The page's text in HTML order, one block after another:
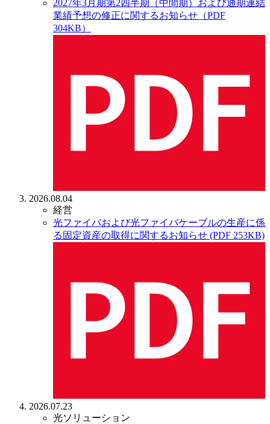
2027年3月期第2四半期（中間期）および通期連結
業績予想の修正に関するお知らせ（PDF
304KB）
2026.08.04
経営
光ファイバおよび光ファイバケーブルの生産に係
る固定資産の取得に関するお知らせ (PDF 253KB)
2026.07.23
光ソリューション